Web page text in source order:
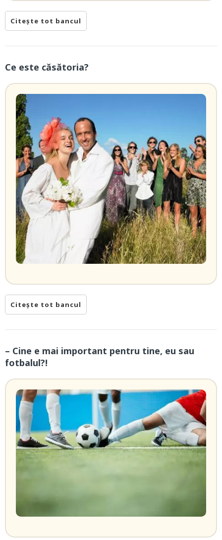
Citește tot bancul
Ce este căsătoria?
Citește tot bancul
– Cine e mai important pentru tine, eu sau
fotbalul?!